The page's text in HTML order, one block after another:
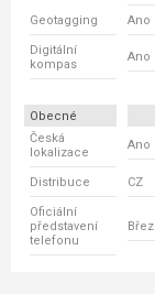
Geotagging Ano
Digitální
kompas
Ano
Obecné
Česká
lokalizace
Ano
Distribuce CZ
Oficiální
představení
telefonu